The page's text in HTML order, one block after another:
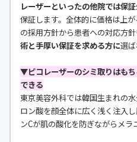
レーザーといったの他院では保
保証します。全体的に価格は上
の採用方針から患者への対応方針
術と手厚い保証を求める方に選ば
▼ピコレーザーのシミ取りはも
できる
東京美容外科では韓国生まれの
ロン酸を顔全体に広く浅く注入
ンCが肌の酸化を防ぎながらメラ